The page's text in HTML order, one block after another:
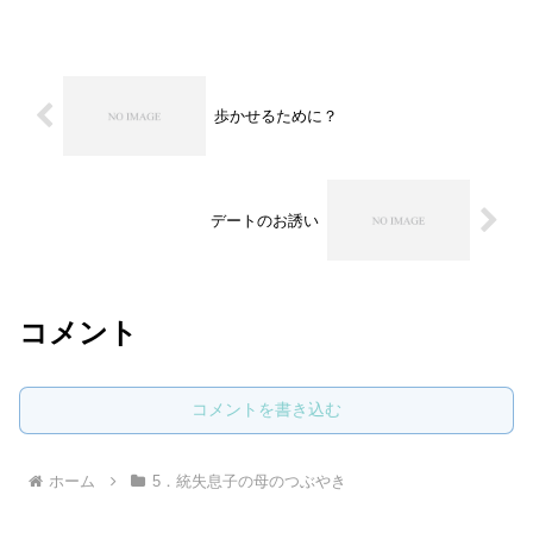
歩かせるために？
デートのお誘い
コメント
コメントを書き込む
ホーム 5．統失息子の母のつぶやき